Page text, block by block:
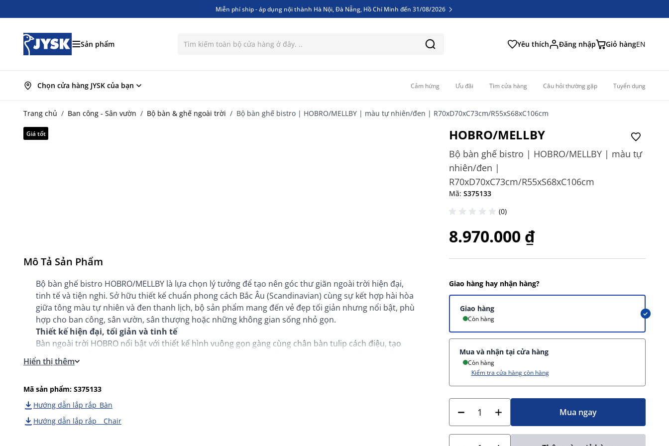
Miễn phí ship - áp dụng nội thành Hà Nội, Đà Nẵng, Hồ Chí Minh đến 31/08/2026
Sản phẩm Yêu thích Đăng nhập Giỏ hàngEN
Chọn cửa hàng JYSK của bạn Cảm hứng Ưu đãi Tìm cửa hàng Câu hỏi thường gặp Tuyển dụng
Trang chủ / Ban công - Sân vườn / Bộ bàn & ghế ngoài trời / Bộ bàn ghế bistro | HOBRO/MELLBY | màu tự nhiên/đen | R70xD70xC73cm/R55xS68xC106cm
Giá tốt HOBRO/MELLBY
Bộ bàn ghế bistro | HOBRO/MELLBY | màu tự
nhiên/đen |
R70xD70xC73cm/R55xS68xC106cm
Mã: S375133
(0)
8.970.000 ₫
Giao hàng hay nhận hàng?
Giao hàng
Còn hàng
Mua và nhận tại cửa hàng
Còn hàng
Kiểm tra cửa hàng còn hàng
Mua ngay
Mô Tả Sản Phẩm
Bộ bàn ghế bistro HOBRO/MELLBY là lựa chọn lý tưởng để tạo nên góc thư giãn ngoài trời hiện đại,
tinh tế và tiện nghi. Sở hữu thiết kế chuẩn phong cách Bắc Âu (Scandinavian) cùng sự kết hợp hài hòa
giữa tông màu tự nhiên và đen thanh lịch, bộ sản phẩm mang đến vẻ đẹp tối giản nhưng nổi bật, phù
hợp cho ban công, sân vườn, sân thượng hoặc những không gian sống nhỏ gọn.
Thiết kế hiện đại, tối giản và tinh tế
Bàn ngoài trời HOBRO nổi bật với thiết kế hình vuông gọn gàng cùng chân bàn tulip cách điệu, tạo
gần gũi, đồng thời dễ dàng kết hợp với nhiều phong cách không gian khác nhau. Với kích thước
thư giãn ngoài trời.
Đi kèm là 2 ghế ngoài trời MELLBY với thiết kế thanh thoát, hiện đại. Lưng ghế cao giúp nâng đỡ cơ thể,
mang lại tư thế ngồi thoải mái và thư giãn trong thời gian dài. Đặc biệt, ghế có thể gấp gọn nhanh
chóng, giúp tiết kiệm diện tích và thuận tiện khi di chuyển hoặc lưu trữ, rất phù hợp với những không
Hiển thị thêm
Mã sản phẩm: S375133
Hướng dẵn lắp rắp_Bàn
Hướng dẵn lắp rắp _ Chair